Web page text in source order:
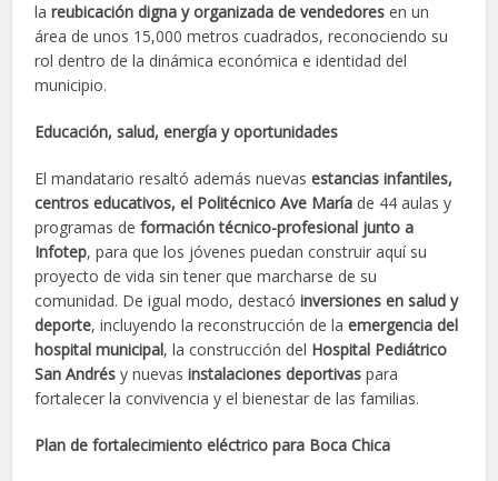
lareubicación digna y organizada de vendedores en un
área de unos 15,000 metros cuadrados, reconociendo su
rol dentro de la dinámica económica e identidad del
municipio.
Educación, salud, energía y oportunidades
El mandatario resaltó además nuevasestancias infantiles,
centros educativos, el Politécnico Ave María de 44 aulas y
programas deformación técnico-profesional junto a
Infotep, para que los jóvenes puedan construir aquí su
proyecto de vida sin tener que marcharse de su
comunidad. De igual modo, destacóinversiones en salud y
deporte, incluyendo la reconstrucción de laemergencia del
hospital municipal, la construcción del Hospital Pediátrico
San Andrés y nuevasinstalaciones deportivas para
fortalecer la convivencia y el bienestar de las familias.
Plan de fortalecimiento eléctrico para Boca Chica